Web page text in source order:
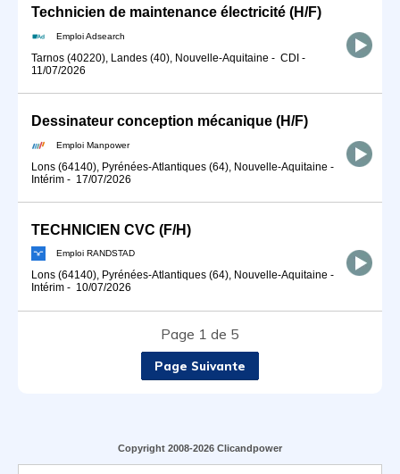
Technicien de maintenance électricité (H/F)
Emploi Adsearch
Tarnos (40220), Landes (40), Nouvelle-Aquitaine - CDI -
11/07/2026
Dessinateur conception mécanique (H/F)
Emploi Manpower
Lons (64140), Pyrénées-Atlantiques (64), Nouvelle-Aquitaine -
Intérim - 17/07/2026
TECHNICIEN CVC (F/H)
Emploi RANDSTAD
Lons (64140), Pyrénées-Atlantiques (64), Nouvelle-Aquitaine -
Intérim - 10/07/2026
Page 1 de 5
Page Suivante
Copyright 2008-2026 Clicandpower